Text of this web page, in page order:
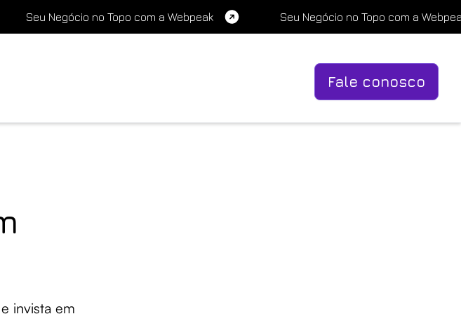
Seu Negócio no Topo com a Webpeak Seu Negócio no Topo com a
Fale conosco
invista em